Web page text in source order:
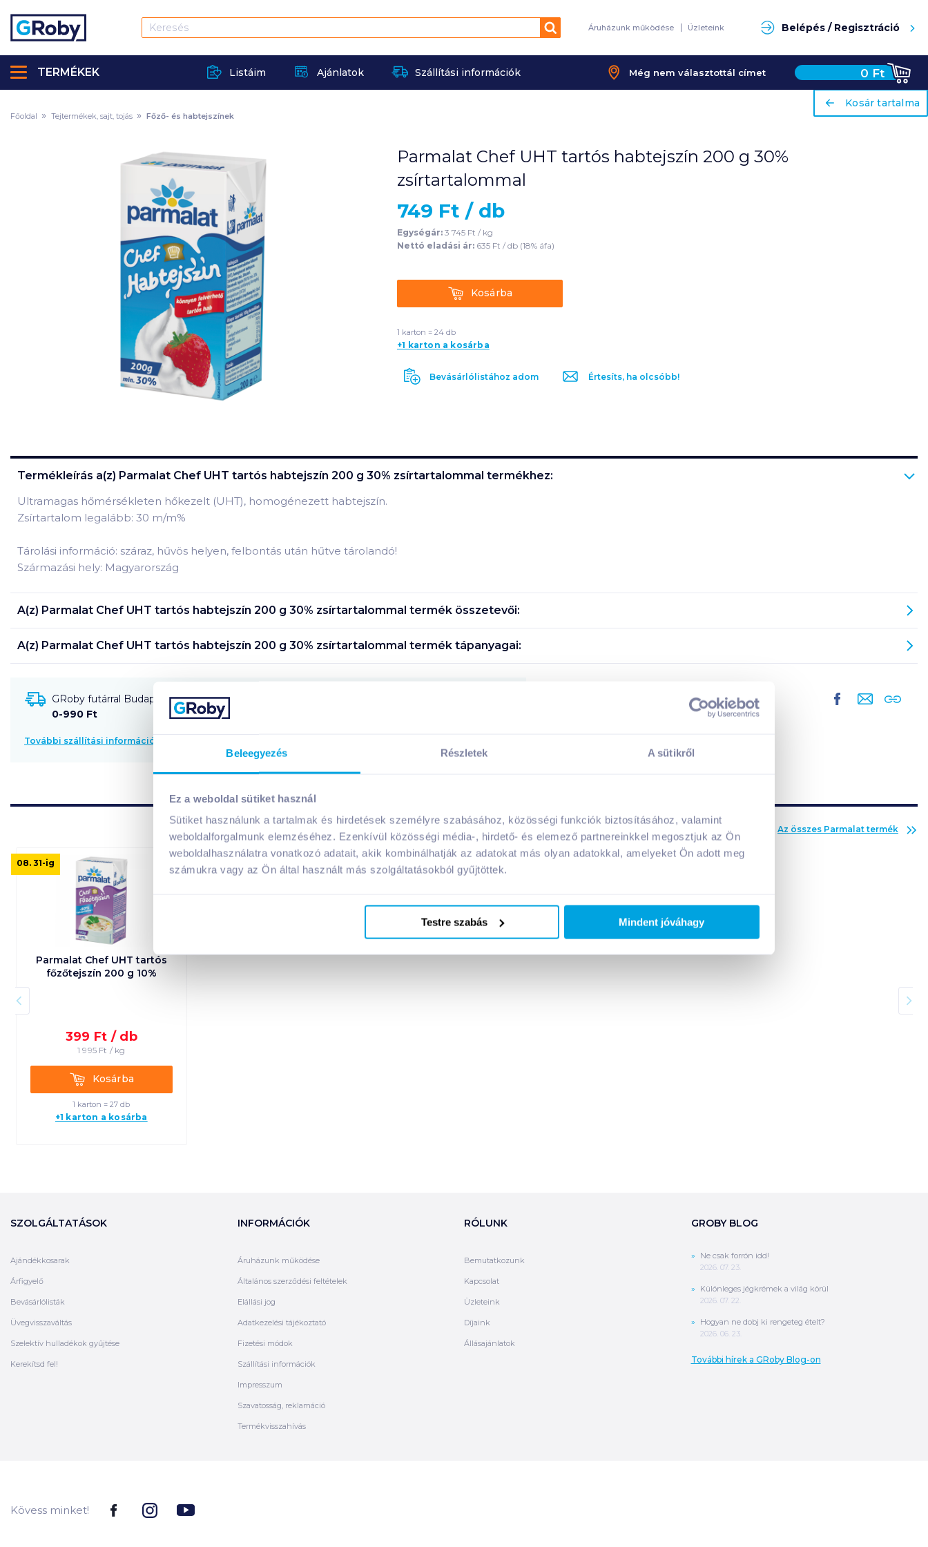
Beleegyezés Részletek A sütikről
Ez a weboldal sütiket használ
Sütiket használunk a tartalmak és hirdetések személyre szabásához, közösségi funkciók biztosításához, valamint
weboldalforgalmunk elemzéséhez. Ezenkívül közösségi média-, hirdető- és elemező partnereinkkel megosztjuk az Ön
weboldalhasználatra vonatkozó adatait, akik kombinálhatják az adatokat más olyan adatokkal, amelyeket Ön adott meg
számukra vagy az Ön által használt más szolgáltatásokból gyűjtöttek.
Testre szabás Mindent jóváhagy
Keresés Áruházunk működése Üzleteink Belépés / Regisztráció
Listáim Ajánlatok Szállítási információk Még nem választottál címet 0 Ft
TERMÉKEK
ariaLabel
Kosár tartalma
A kosarad jelenleg üres.
Főoldal Tejtermékek, sajt, tojás Főző- és habtejszínek
Parmalat Chef UHT tartós habtejszín 200 g 30%
zsírtartalommal
749 Ft / db
Egységár: 3 745 Ft / kg
Nettó eladási ár: 635 Ft / db (18% áfa)
KosárbaKosárba
1 karton = 24 db
+1 karton a kosárba
Bevásárlólistához adom Értesíts, ha olcsóbb!
Termékleírás a(z) Parmalat Chef UHT tartós habtejszín 200 g 30% zsírtartalommal termékhez:
Ultramagas hőmérsékleten hőkezelt (UHT), homogénezett habtejszín.
Zsírtartalom legalább: 30 m/m%
Tárolási információ: száraz, hűvös helyen, felbontás után hűtve tárolandó!
Származási hely: Magyarország
A(z) Parmalat Chef UHT tartós habtejszín 200 g 30% zsírtartalommal termék összetevői:
A(z) Parmalat Chef UHT tartós habtejszín 200 g 30% zsírtartalommal termék tápanyagai:
GRoby futárral Budapestre és környékére szállítható
0-990 Ft
További szállítási információk
Az összes Parmalat termék
Parmalat Chef UHT tartós
főzőtejszín 200 g 10%
399 Ft / db
1 995 Ft / kg
KosárbaKosárba
1 karton = 27 db
+1 karton a kosárba
08. 31-ig
SZOLGÁLTATÁSOK
Ajándékkosarak
Árfigyelő
Bevásárlólisták
Üvegvisszaváltás
Szelektív hulladékok gyűjtése
Kerekítsd fel!
INFORMÁCIÓK
Áruházunk működése
Általános szerződési feltételek
Elállási jog
Adatkezelési tájékoztató
Fizetési módok
Szállítási információk
Impresszum
Szavatosság, reklamáció
Termékvisszahívás
RÓLUNK
Bemutatkozunk
Kapcsolat
Üzleteink
Díjaink
Állásajánlatok
GROBY BLOG
Ne csak forrón idd!
2026. 07. 23.
Különleges jégkrémek a világ körül
2026. 07. 22.
Hogyan ne dobj ki rengeteg ételt?
2026. 06. 23.
További hírek a GRoby Blog-on
Kövess minket!